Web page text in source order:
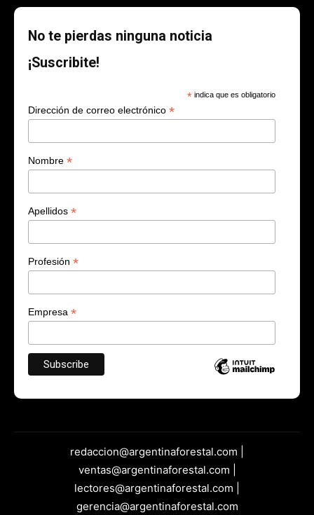
No te pierdas ninguna noticia
¡Suscribite!
* indica que es obligatorio
Dirección de correo electrónico *
Nombre *
Apellidos *
Profesión *
Empresa *
redaccion@argentinaforestal.com |
ventas@argentinaforestal.com |
lectores@argentinaforestal.com |
gerencia@argentinaforestal.com